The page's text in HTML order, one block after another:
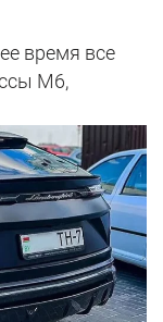
время все
М6,